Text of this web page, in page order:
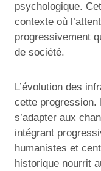
psychologique.
contexte où
progressivement
de société.
L’évolution des
cette progression.
s’adapter aux
intégrant
humanistes et
historique nourrit